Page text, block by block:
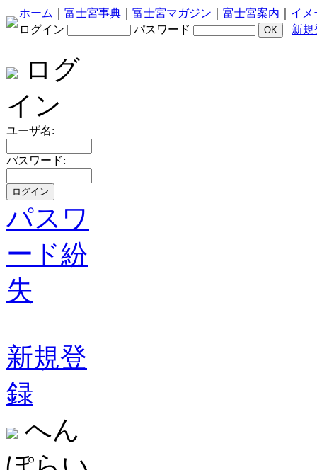
ホーム 富士宮事典 富士宮マガジン 富士宮案内
イメ
ログイン
パスワード 新規
ログ
イン
ユーザ名:
パスワード:
パスワ
ード紛
失
新規登
録
へん